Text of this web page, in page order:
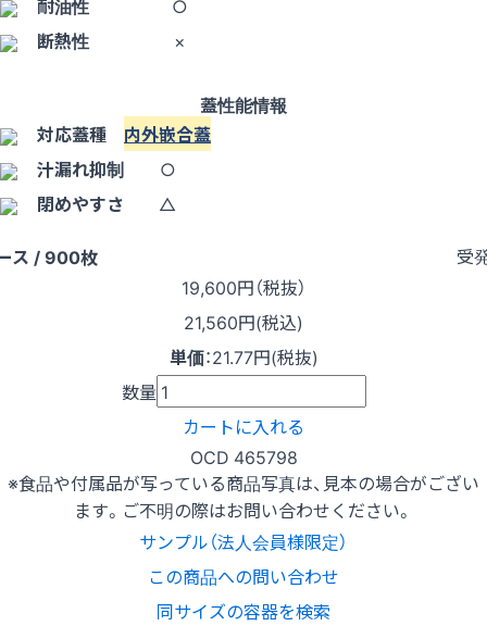
耐油性
○
断熱性
×
蓋性能情報
対応蓋種 内外嵌合蓋
汁漏れ抑制
○
閉めやすさ
△
ス / 900枚
受
19,600円（税抜）
21,560円(税込)
単価：21.77円(税抜)
数量
カートに入れる
OCD 465798
※食品や付属品が写っている商品写真は、見本の場合がござい
ます。ご不明の際はお問い合わせください。
サンプル（法人会員様限定）
この商品への問い合わせ
同サイズの容器を検索